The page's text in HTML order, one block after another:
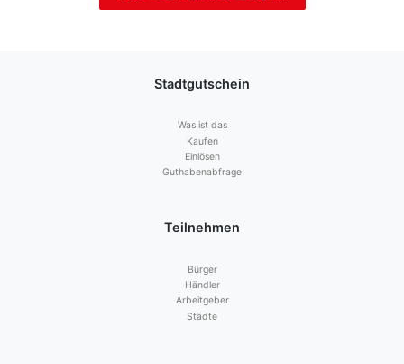
Stadtgutschein
Was ist das
Kaufen
Einlösen
Guthabenabfrage
Teilnehmen
Bürger
Händler
Arbeitgeber
Städte